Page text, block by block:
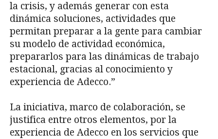
la crisis, y además generar con esta
dinámica soluciones, actividades que
permitan preparar a la gente para cambiar
su modelo de actividad económica,
prepararlos para las dinámicas de trabajo
estacional, gracias al conocimiento y
experiencia de Adecco.”
La iniciativa, marco de colaboración, se
justifica entre otros elementos, por la
experiencia de Adecco en los servicios que